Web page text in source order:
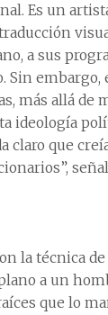
Es un
a sus
Sin embargo,
más allá de
ideología
claro que
la técnica
a un
que lo